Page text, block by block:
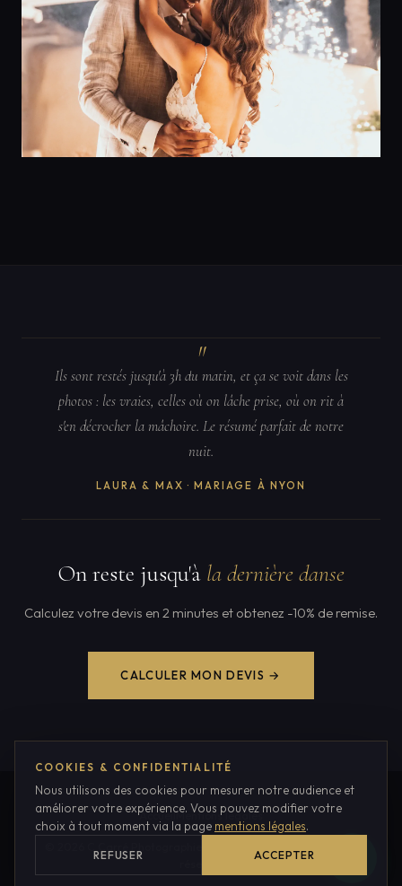
Ils sont restés jusqu'à 3h du matin, et ça se voit dans les
photos : les vraies, celles où on lâche prise, où on rit à
s'en décrocher la mâchoire. Le résumé parfait de notre
nuit.
LAURA & MAX · MARIAGE À NYON
On reste jusqu'à la dernière danse
Calculez votre devis en 2 minutes et obtenez -10% de remise.
CALCULER MON DEVIS →
AccueilMentions légales
COOKIES & CONFIDENTIALITÉ
Nous utilisons des cookies pour mesurer notre audience et
améliorer votre expérience. Vous pouvez modifier votre
choix à tout moment via la page mentions légales.
REFUSER ACCEPTER